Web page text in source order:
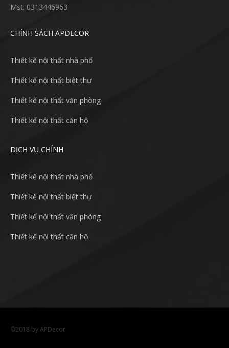
Mst: 0313446963
CHÍNH SÁCH APDECOR
Thiết kế nội thất nhà phố
Thiết kế nội thất biệt thự
Thiết kế nội thất văn phòng
Thiết kế nội thất căn hộ
DỊCH VỤ CHÍNH
Thiết kế nội thất nhà phố
Thiết kế nội thất biệt thự
Thiết kế nội thất văn phòng
Thiết kế nội thất căn hộ
©2018 by APDecor